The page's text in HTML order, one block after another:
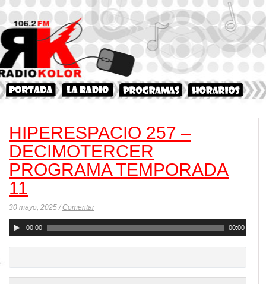
HIPERESPACIO 257 –
DECIMOTERCER
PROGRAMA TEMPORADA
11
30 mayo, 2025 /Comentar
Reproductor
audio
00:00 00:00